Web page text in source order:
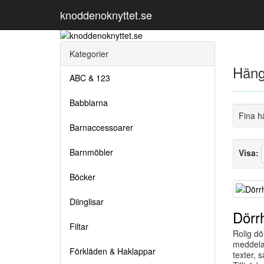
knoddenoknyttet.se
Fina
Visa:
Rolig
texter,
Kategorier
ABC & 123
Babblarna
Barnaccessoarer
Barnmöbler
Böcker
Diinglisar
Filtar
Förkläden & Haklappar